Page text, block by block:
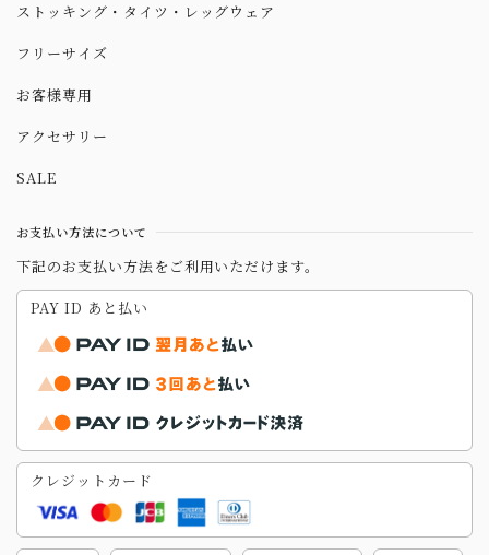
ストッキング・タイツ・レッグウェア
フリーサイズ
お客様専用
アクセサリー
SALE
お支払い方法について
下記のお支払い方法をご利用いただけます。
PAY ID あと払い
クレジットカード